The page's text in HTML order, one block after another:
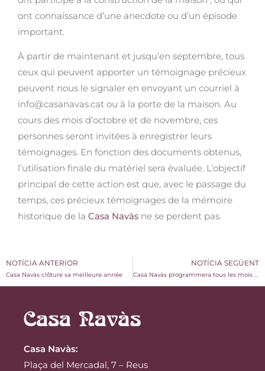
ont connaissance d’une anecdote ou d’un épisode
important.
À partir de maintenant et jusqu’en septembre, tous
ceux qui peuvent apporter un témoignage précieux
peuvent nous le signaler en envoyant un courriel à
info@casanavas.cat ou à la porte de la maison. Au
cours des mois d’octobre et de novembre, ces
personnes seront invitées à enregistrer leurs
témoignages. En fonction des documents obtenus,
l’utilisation finale du matériel sera évaluée. L’objectif
principal de cette action est que, avec le passage du
temps, ces précieux témoignages de la mémoire
historique de la Casa Navàs ne se perdent pas.
NOTÍCIA ANTERIOR
Casa Navàs clôture sa meilleure année
NOTÍCIA SEGÜENT
Casa Navàs programmera tous les mois une activité pour célébrer l’Année de Domènech et Montaner
Casa Navàs:
Plaça del Mercadal, 7 – Reus